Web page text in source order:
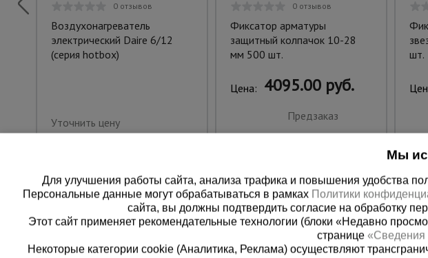
0 отзывов
Воздухонагреватель
электрический Daire 6/12
(серия hotbox)
Уточнить цену
0 отзывов
Фиксатор арматуры
защитный колпачок 10-28
мм 500 шт.
Цена: 4095.00 руб.
Предзаказ
шт.
Мы
Для улучшения работы сайта, анализа трафика и повышения удобства
Персональные данные могут обрабатываться в рамках Политики
сайта, вы должны подтвердить согласие на обработку
Этот сайт применяет рекомендательные технологии (блоки «Недавно
странице «Сведения
Некоторые категории cookie (Аналитика, Реклама) осуществляют